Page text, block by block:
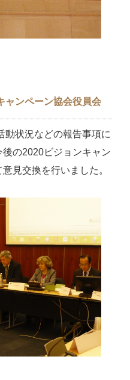
ャンペーン協会役員会
動状況などの報告事項に
の2020ビジョンキャン
見交換を行いました。